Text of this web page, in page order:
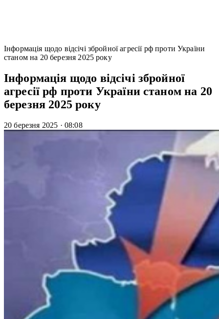
Інформація щодо відсічі збройної агресії рф проти України
станом на 20 березня 2025 року
Інформація щодо відсічі збройної
агресії рф проти України станом на 20
березня 2025 року
20 березня 2025 · 08:08